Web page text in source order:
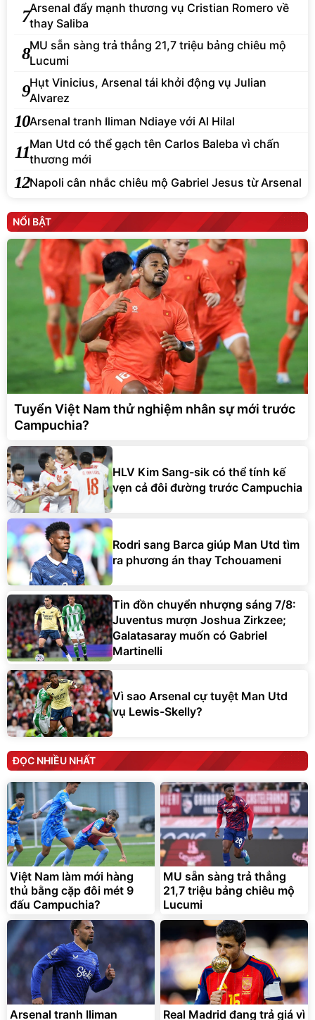
7Arsenal đẩy mạnh thương vụ Cristian Romero về
thay Saliba
8MU sẵn sàng trả thẳng 21,7 triệu bảng chiêu mộ
Lucumi
9Hụt Vinicius, Arsenal tái khởi động vụ Julian
Alvarez
10Arsenal tranh Iliman Ndiaye với Al Hilal
11Man Utd có thể gạch tên Carlos Baleba vì chấn
thương mới
12Napoli cân nhắc chiêu mộ Gabriel Jesus từ Arsenal
NỔI BẬT
Tuyển Việt Nam thử nghiệm nhân sự mới trước
Campuchia?
HLV Kim Sang-sik có thể tính kế
vẹn cả đôi đường trước Campuchia
Rodri sang Barca giúp Man Utd tìm
ra phương án thay Tchouameni
Tin đồn chuyển nhượng sáng 7/8:
Juventus mượn Joshua Zirkzee;
Galatasaray muốn có Gabriel
Martinelli
Vì sao Arsenal cự tuyệt Man Utd
vụ Lewis-Skelly?
ĐỌC NHIỀU NHẤT
Việt Nam làm mới hàng
thủ bằng cặp đôi mét 9
đấu Campuchia?
MU sẵn sàng trả thẳng
21,7 triệu bảng chiêu mộ
Lucumi
Arsenal tranh Iliman Real Madrid đang trả giá vì